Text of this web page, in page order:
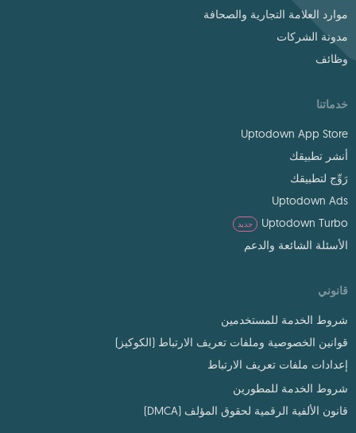
موارد العلامة التجارية والصحافة
مدونة الشركات
وظائف
خدماتنا
Uptodown App Store
أنشر تطبيقك
رَوِّج لتطبيقك
Uptodown Ads
Uptodown Turbo
جديد
الأسئلة الشائعة والدعم
قانوني
شروط الخدمة للمستخدمين
قوانين الخصوصية وملفات تعريف الارتباط (الكوكيز)
إعدادات ملفات تعريف الارتباط
شروط الخدمة للمطورين
قانون الألفية الرقمية لحقوق المؤلف (DMCA)